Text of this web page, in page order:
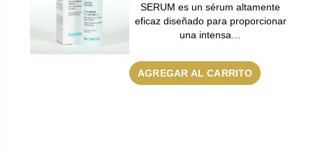
SERUM es un sérum altamente
eficaz diseñado para proporcionar
una intensa…
AGREGAR AL CARRITO